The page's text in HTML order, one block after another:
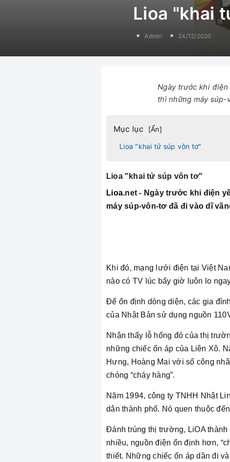
Lioa "khai
Admin 24/12/2020
Ngày trước khi
thì những máy
Mục lục [Ẩn]
Lioa "khai tử súp vôn tơ"
Lioa "khai tử súp vôn tơ"
Lioa.net - Ngày trước khi điện
máy súp-vôn-tơ đã đi vào dĩ
Khi đó, mạng lưới điện tại Việt
nào có TV lúc bấy giờ luôn lo
Để ổn định dòng diện, các gia
của Nhật Bản sử dụng nguồn
Nhận thấy lỗ hổng đó của thị
những chiếc ổn áp của Liên Xô.
Hưng, Hoàng Mai với số công
chóng “cháy hàng”.
Năm 1994, công ty TNHH Nhật
dân thành phố. Nó quen thuộc
Đánh trúng thị trường, LiOA
nhiều, nguồn điện ổn định hơn,
thiết. Những chiếc ổn áp dần đi